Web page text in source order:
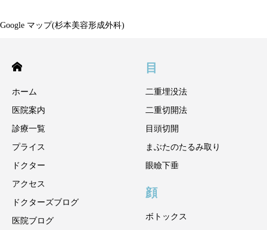
Google マップ(杉本美容形成外科)
ホーム
医院案内
診療一覧
プライス
ドクター
アクセス
ドクターズブログ
医院ブログ
目
二重埋没法
二重切開法
目頭切開
まぶたのたるみ取り
眼瞼下垂
顔
ボトックス